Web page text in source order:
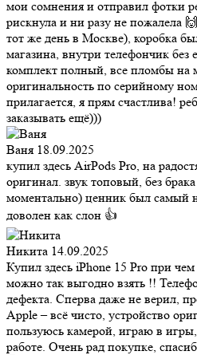
мои сомнения и отправил фотки
рискнула и ни разу не пожалела
тот же день в Москве), коробка
магазина, внутри телефончик без
комплект полный, все пломбы на
оригинальность по серийному
прилагается, я прям счастлива!
заказывать ещё)))
Ваня 18.09.2025
купил здесь AirPods Pro, на
оригинал. звук топовый, без
моментально) ценник был самый
доволен как слон 👍
Никита 14.09.2025
Купил здесь iPhone 15 Pro при
можно так выгодно взять !!
дефекта. Сперва даже не верил,
Apple – всё чисто, устройство
пользуюсь камерой, играю в
работе. Очень рад покупке,